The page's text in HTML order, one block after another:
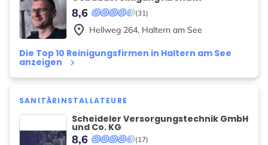
(31)
8,6
Die Top 10 Reinigungsfirmen in Haltern am See
anzeigen keyboard_arrow_right
place Hellweg 264, Haltern am See
SANITÄRINSTALLATEURE
Scheideler Versorgungstechnik GmbH
und Co. KG
(17)
8,6